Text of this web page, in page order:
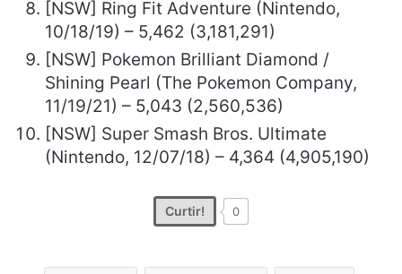
[NSW] Ring Fit Adventure (Nintendo,
10/18/19) – 5,462 (3,181,291)
[NSW] Pokemon Brilliant Diamond /
Shining Pearl (The Pokemon Company,
11/19/21) – 5,043 (2,560,536)
[NSW] Super Smash Bros. Ultimate
(Nintendo, 12/07/18) – 4,364 (4,905,190)
Curtir! 0